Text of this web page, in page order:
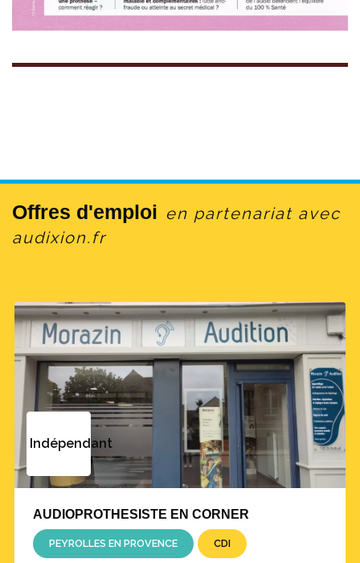
Offres d'emploi en partenariat avec
audixion.fr
Indépendant
AUDIOPROTHESISTE EN CORNER
PEYROLLES EN PROVENCE CDI